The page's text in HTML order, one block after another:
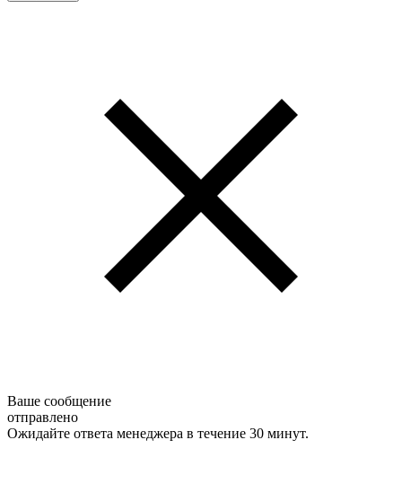
Ваше сообщение
отправлено
Ожидайте ответа менеджера в течение 30 минут.